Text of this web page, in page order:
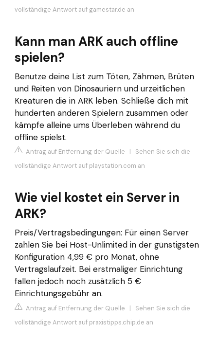
vollständige Antwort auf gamestar.de an
Kann man ARK auch offline
spielen?
Benutze deine List zum Töten, Zähmen, Brüten
und Reiten von Dinosauriern und urzeitlichen
Kreaturen die in ARK leben. Schließe dich mit
hunderten anderen Spielern zusammen oder
kämpfe alleine ums Überleben während du
offline spielst.
Antrag auf Entfernung der Quelle | Sehen Sie sich die
vollständige Antwort auf playstation.com an
Wie viel kostet ein Server in
ARK?
Preis/Vertragsbedingungen: Für einen Server
zahlen Sie bei Host-Unlimited in der günstigsten
Konfiguration 4,99 € pro Monat, ohne
Vertragslaufzeit. Bei erstmaliger Einrichtung
fallen jedoch noch zusätzlich 5 €
Einrichtungsgebühr an.
Antrag auf Entfernung der Quelle | Sehen Sie sich die
vollständige Antwort auf praxistipps.chip.de an